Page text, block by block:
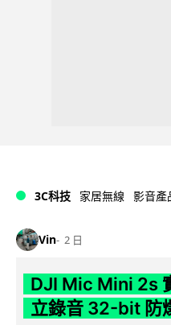
3C科技 家居無線 影音產
Vin 2 日
DJI Mic Mini 2s
立錄音 32-bit 防